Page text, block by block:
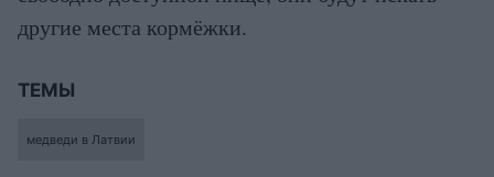
другие места кормёжки.
ТЕМЫ
медведи в Латвии